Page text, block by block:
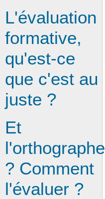
L'évaluation
formative,
qu'est-ce
que c'est au
juste ?
Et
l'orthographe
? Comment
l'évaluer ?